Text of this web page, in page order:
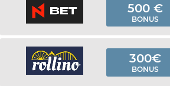
500 €
BONUS
300€
BONUS